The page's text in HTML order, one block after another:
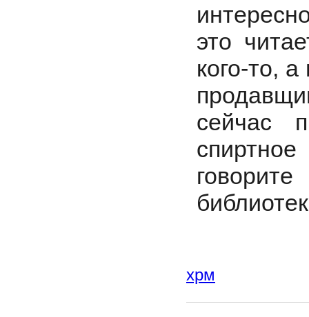
это
кого-то,
сейчас
хрм